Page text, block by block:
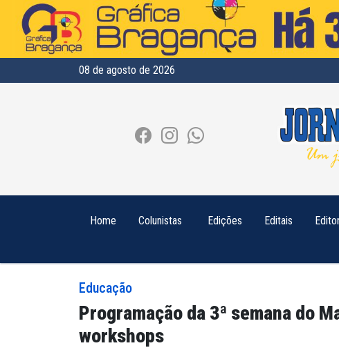
08 de agosto de 2026
Home Colunistas Edições Editais
Educação
Programação da 3ª semana do
workshops